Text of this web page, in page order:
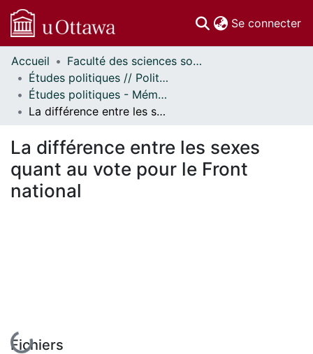
Se connecter
Communautés
et collections
Parcourir
Statistiques
À propos
Accueil
Faculté des sciences sociales // Faculty of Social Sciences
Études politiques // Political Studies
Études politiques - Mémoires // Political Studies - Research Papers
La différence entre les sexes quant au vote pour le Front national
La différence entre les sexes
quant au vote pour le Front
national
En cours de chargement...
Fichiers